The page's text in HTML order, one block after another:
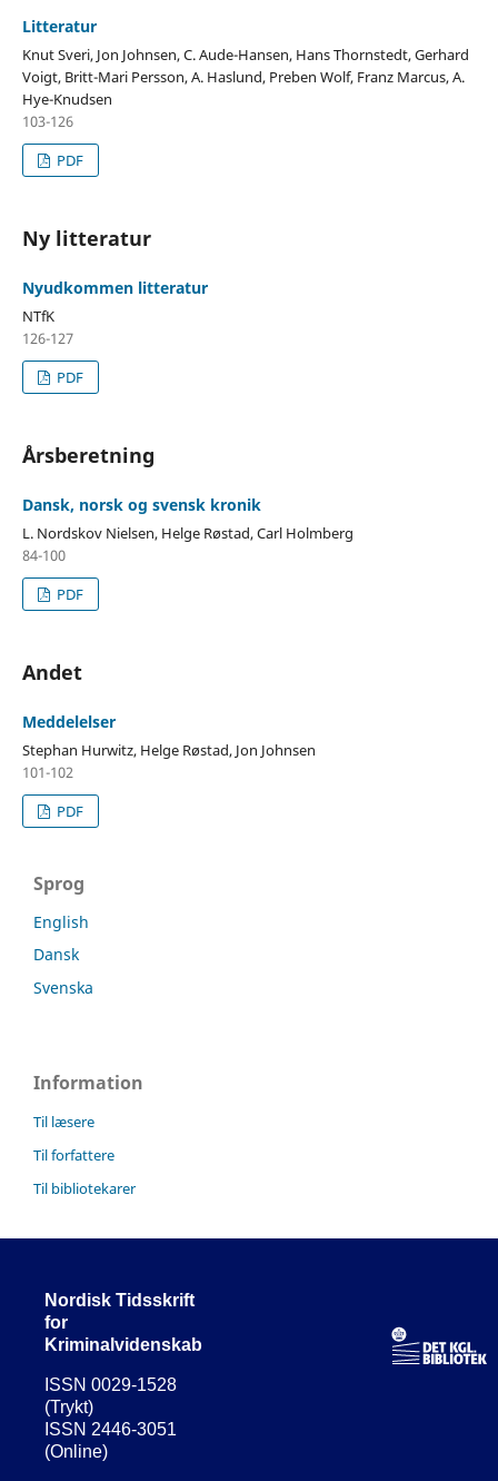
Litteratur
Knut Sveri, Jon Johnsen, C. Aude-Hansen, Hans Thornstedt, Gerhard
Voigt, Britt-Mari Persson, A. Haslund, Preben Wolf, Franz Marcus, A.
Hye-Knudsen
103-126
PDF
Ny litteratur
Nyudkommen litteratur
NTfK
126-127
PDF
Årsberetning
Dansk, norsk og svensk kronik
L. Nordskov Nielsen, Helge Røstad, Carl Holmberg
84-100
PDF
Andet
Meddelelser
Stephan Hurwitz, Helge Røstad, Jon Johnsen
101-102
PDF
Sprog
English
Dansk
Svenska
Information
Til læsere
Til forfattere
Til bibliotekarer
Nordisk Tidsskrift
for
Kriminalvidenskab
ISSN 0029-1528
(Trykt)
ISSN 2446-3051
(Online)